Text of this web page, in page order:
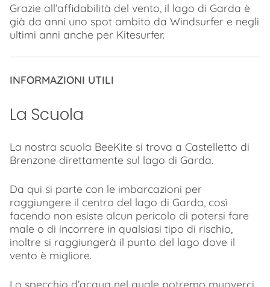
Grazie all’affidabilità del vento, il lago di Garda è
già da anni uno spot ambito da Windsurfer e negli
ultimi anni anche per Kitesurfer.
INFORMAZIONI UTILI
La Scuola
La nostra scuola BeeKite si trova a Castelletto di
Brenzone direttamente sul lago di Garda.
Da qui si parte con le imbarcazioni per
raggiungere il centro del lago di Garda, così
facendo non esiste alcun pericolo di potersi fare
male o di incorrere in qualsiasi tipo di rischio,
inoltre si raggiungerà il punto del lago dove il
vento è migliore.
Lo specchio d’acqua nel quale potremo muoverci